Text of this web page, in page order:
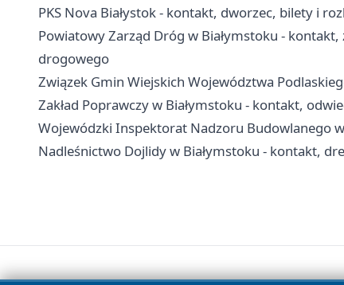
PKS Nova Białystok - kontakt, dworzec, bilety i
Powiatowy Zarząd Dróg w Białymstoku - kontakt,
drogowego
Związek Gmin Wiejskich Województwa
Zakład Poprawczy w Białymstoku - kontakt,
Wojewódzki Inspektorat Nadzoru Budowlanego
Nadleśnictwo Dojlidy w Białymstoku - kontakt,